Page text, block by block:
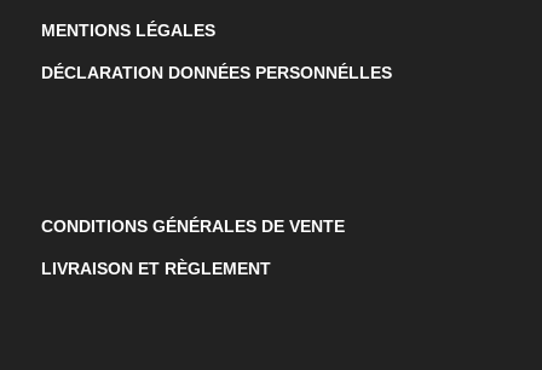
MENTIONS LÉGALES
DÉCLARATION DONNÉES PERSONNÉLLES
CONDITIONS GÉNÉRALES DE VENTE
LIVRAISON ET RÈGLEMENT